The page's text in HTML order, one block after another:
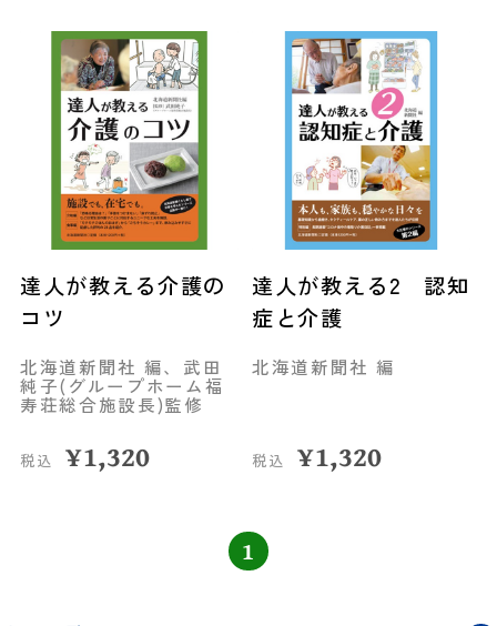
達人が教える介護の
コツ
北海道新聞社 編、武田
純子(グループホーム福
寿荘総合施設長)監修
税込 ¥1,320
達人が教える2 認知
症と介護
北海道新聞社 編
税込 ¥1,320
1